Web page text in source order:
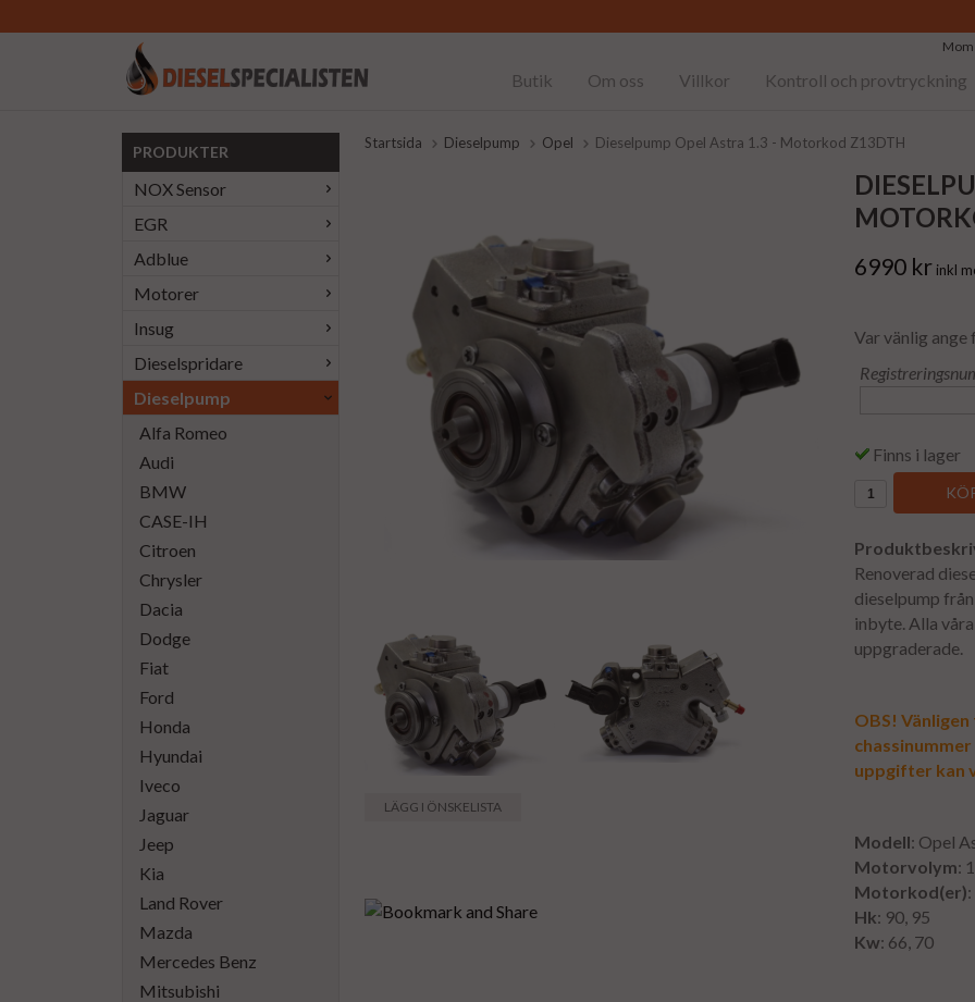
Butik Om oss Villkor Kontroll och provtryckning
PRODUKTER
NOX Sensor
EGR
Adblue
Motorer
Insug
Dieselspridare
Dieselpump
Alfa Romeo
Audi
BMW
CASE-IH
Citroen
Chrysler
Dacia
Dodge
Fiat
Ford
Honda
Hyundai
Iveco
Jaguar
Jeep
Kia
Land Rover
Mazda
Mercedes Benz
Mitsubishi
Startsida Dieselpump Opel Dieselpump Opel Astra 1.3 - Motorkod Z13DTH
LÄGG I ÖNSKELISTA
6990 kr inkl
Var vänlig ange
Finns i lager
Renoverad
dieselpump
inbyte. Alla
uppgraderade.
OBS!
uppgifter kan
Modell: Opel
Motorvolym:
Motorkod(er)
Hk: 90, 95
Kw: 66, 70